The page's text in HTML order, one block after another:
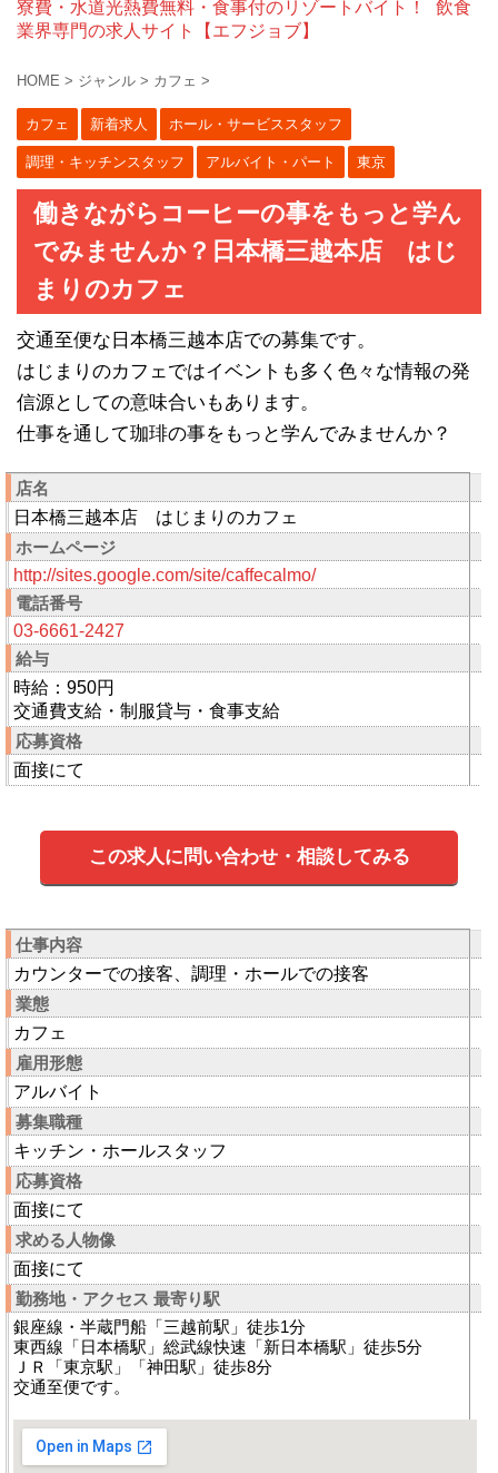
寮費・水道光熱費無料・食事付のリゾートバイト！
飲食
業界専門の求人サイト【エフジョブ】
HOME > ジャンル > カフェ >
カフェ 新着求人 ホール・サービススタッフ
調理・キッチンスタッフ アルバイト・パート 東京
働きながらコーヒーの事をもっと学ん
でみませんか？日本橋三越本店 はじ
まりのカフェ
交通至便な日本橋三越本店での募集です。
はじまりのカフェではイベントも多く色々な情報の発
信源としての意味合いもあります。
仕事を通して珈琲の事をもっと学んでみませんか？
店名
日本橋三越本店 はじまりのカフェ
ホームページ
http://sites.google.com/site/caffecalmo/
電話番号
03-6661-2427
給与
時給：950円
交通費支給・制服貸与・食事支給
応募資格
面接にて
この求人に問い合わせ・相談してみる
仕事内容
カウンターでの接客、調理・ホールでの接客
業態
カフェ
雇用形態
アルバイト
募集職種
キッチン・ホールスタッフ
応募資格
面接にて
求める人物像
面接にて
勤務地・アクセス 最寄り駅
銀座線・半蔵門船「三越前駅」徒歩1分
東西線「日本橋駅」総武線快速「新日本橋駅」徒歩5分
ＪＲ「東京駅」「神田駅」徒歩8分
交通至便です。